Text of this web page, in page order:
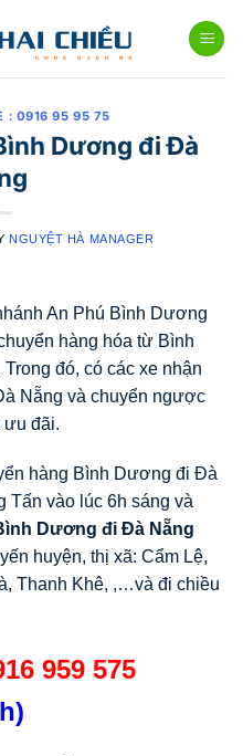
: 0916 95 95 75
Dương đi Đà
NGUYỆT HÀ MANAGER
An Phú Bình Dương
hàng hóa từ Bình
đó, có các xe nhận
Nẵng và chuyển ngược
ưu đãi.
hàng Bình Dương đi Đà
Tấn vào lúc 6h sáng và
Dương đi Đà Nẵng
huyện, thị xã: Cẩm Lệ,
Thanh Khê, ,…và đi chiều
959 575